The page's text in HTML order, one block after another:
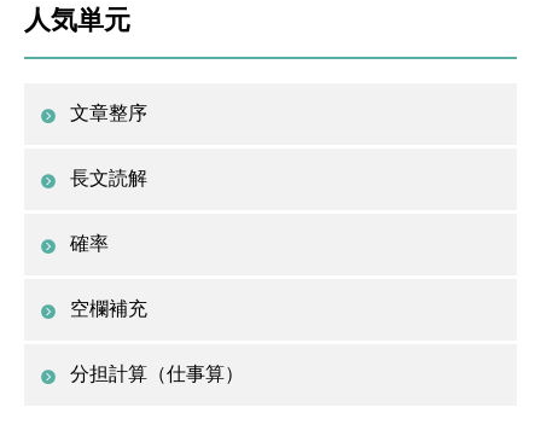
人気単元
文章整序
長文読解
確率
空欄補充
分担計算（仕事算）